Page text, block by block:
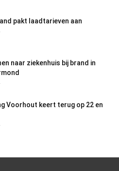
pakt laadtarieven aan
naar ziekenhuis bij brand in
Voorhout keert terug op 22 en